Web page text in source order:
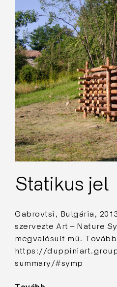
Statikus jel
Gabrovtsi, Bulgária,
szervezte Art – Nature
megvalósult mű.
https://
summary/#symp